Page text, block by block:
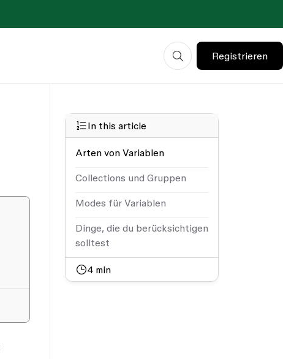
Registrieren
In this article
Arten von Variablen
Collections und Gruppen
Modes für Variablen
Dinge, die du berücksichtigen
solltest
4 min